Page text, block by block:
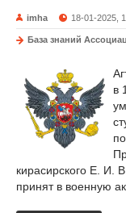
imha 18-01-2025,
База знаний
в
кирасирского Е. И.
принят в военную